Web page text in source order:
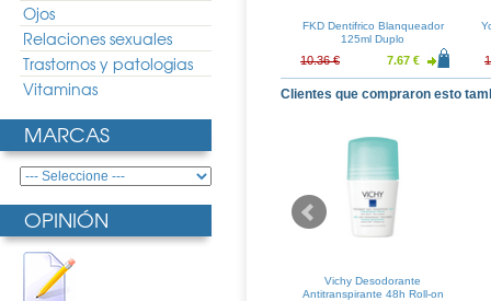
Ojos
Relaciones sexuales
Trastornos y patologias
Vitaminas
MARCAS
OPINIÓN
Dentifrico
Dental Junior
5.58 €
Serenia 30 Capsulas Duplo
12.67 €
FKD Dentifrico Blanqueador
125ml Duplo
10.36 € 7.67 €
Clientes que compraron esto
Vichy Desodorante
Antitranspirante 48h Roll-on